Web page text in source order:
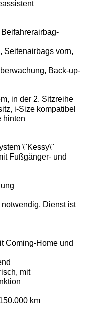
Seitenairbags vorn,
Back-up-
in der 2. Sitzreihe
i-Size kompatibel
hinten
\"Kessy\"
Fußgänger- und
Dienst ist
Coming-Home und
mit
km